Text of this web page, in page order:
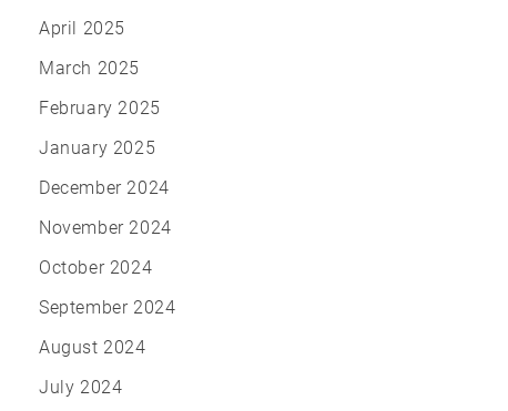
April 2025
March 2025
February 2025
January 2025
December 2024
November 2024
October 2024
September 2024
August 2024
July 2024